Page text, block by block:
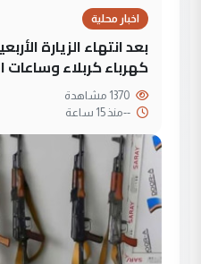
اخبار محلية
بعد انتهاء الزيارة
كهرباء كربلاء وساعات
--منذ 15 ساعة